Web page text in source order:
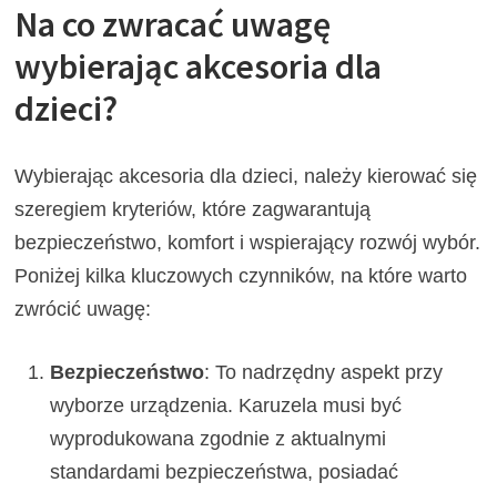
Na co zwracać uwagę
wybierając akcesoria dla
dzieci?
Wybierając akcesoria dla dzieci, należy kierować się
szeregiem kryteriów, które zagwarantują
bezpieczeństwo, komfort i wspierający rozwój wybór.
Poniżej kilka kluczowych czynników, na które warto
zwrócić uwagę:
Bezpieczeństwo: To nadrzędny aspekt przy
wyborze urządzenia. Karuzela musi być
wyprodukowana zgodnie z aktualnymi
standardami bezpieczeństwa, posiadać